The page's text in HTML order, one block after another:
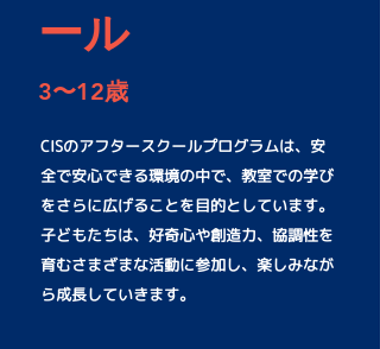
ール
3〜12歳
CISのアフタースクールプログラムは、安
全で安心できる環境の中で、教室での学び
をさらに広げることを目的としています。
子どもたちは、好奇心や創造力、協調性を
育むさまざまな活動に参加し、楽しみなが
ら成長していきます。